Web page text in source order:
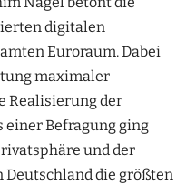
digitalen
Euroraum. Dabei
maximaler
Realisierung der
einer Befragung ging
und der
Deutschland die größten